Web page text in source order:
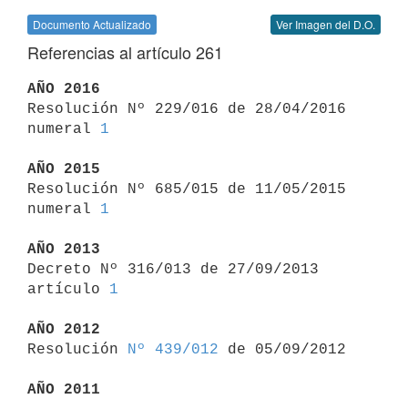
Documento Actualizado Ver Imagen del D.O.
Referencias al artículo 261
AÑO 2016
Resolución Nº 229/016 de 28/04/2016
numeral 1
AÑO 2015
Resolución Nº 685/015 de 11/05/2015
numeral 1
AÑO 2013
Decreto Nº 316/013 de 27/09/2013
artículo 1
AÑO 2012
Resolución
Nº 439/012 de 05/09/2012
AÑO 2011